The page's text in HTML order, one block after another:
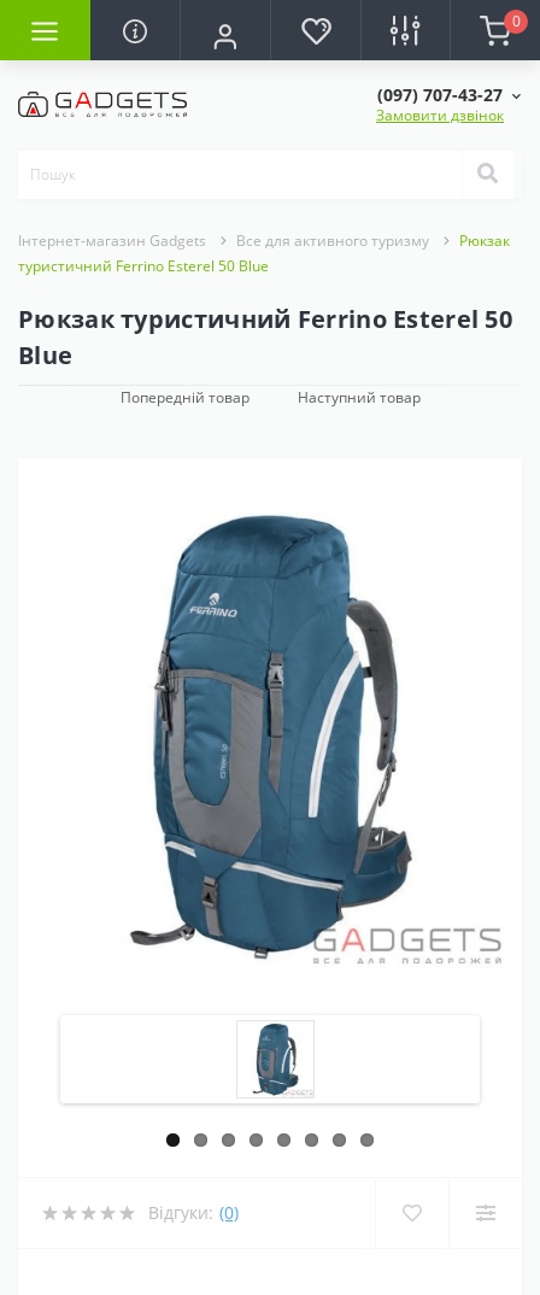
0
(097) 707-43-27
Замовити дзвінок
Інтернет-магазин Gadgets Все для активного туризму
Рюкзак
туристичний Ferrino Esterel 50 Blue
Рюкзак туристичний Ferrino Esterel 50
Blue
Попередній товар Наступний товар
Відгуки: (0)